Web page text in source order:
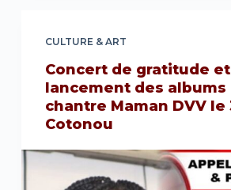
CULTURE & ART
Concert de gratitude
lancement des albums
chantre Maman DVV le
Cotonou